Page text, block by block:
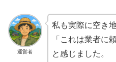
運営者
私も実際に空き
「これは業者に
と感じました。